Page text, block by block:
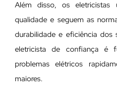
Além disso, os eletricistas
qualidade e seguem as
durabilidade e eficiência dos
eletricista de confiança é
problemas elétricos
maiores.